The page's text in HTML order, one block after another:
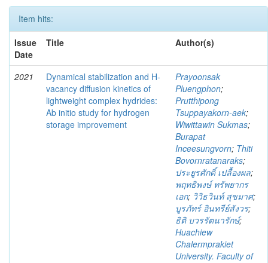
Item hits:
Issue
Date
Title Author(s)
2021
Dynamical stabilization and H-
vacancy diffusion kinetics of
lightweight complex hydrides:
Ab initio study for hydrogen
storage improvement
Prayoonsak
Pluengphon;
Prutthipong
Tsuppayakorn-aek;
Wiwittawin Sukmas;
Burapat
Inceesungvorn; Thiti
Bovornratanaraks;
ประยูรศักดิ์ เปลื้องผล;
พฤทธิพงษ์ ทรัพยากร
เอก; วิวิธวินท์ สุขมาศ;
บูรภัทร์ อินทรีย์สังวร;
ธิติ บวรรัตนารักษ์;
Huachiew
Chalermprakiet
University. Faculty of